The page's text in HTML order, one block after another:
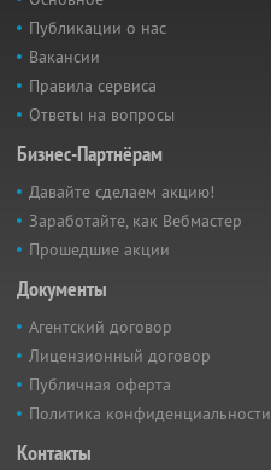
Публикации о нас
Вакансии
Правила сервиса
Ответы на вопросы
Бизнес-Партнёрам
Давайте сделаем акцию!
Заработайте, как Вебмастер
Прошедшие акции
Документы
Агентский договор
Лицензионный договор
Публичная оферта
Политика конфиденциальности
Контакты